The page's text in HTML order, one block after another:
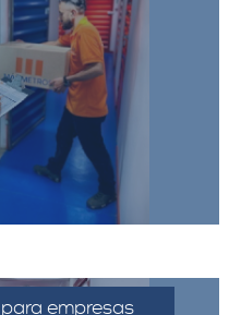
almacenamiento
y
asegurando
protegidos y
empresas